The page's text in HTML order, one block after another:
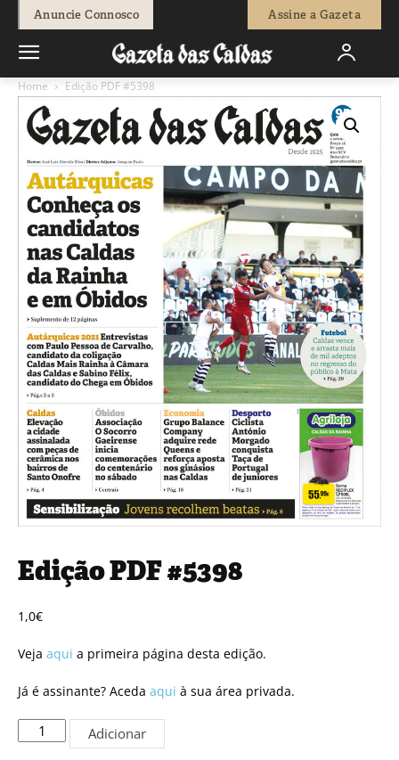
Anuncie Connosco Assine a Gazeta
Home Edição PDF #5398
Edição PDF #5398
1,0€
Veja aqui a primeira página desta edição.
Já é assinante? Aceda aqui à sua área privada.
Quantidade
de
Adicionar